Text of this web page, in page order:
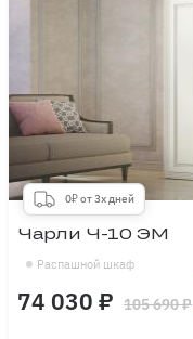
0₽ от 3х дней
Распашной шкаф
Чарли Ч-10 ЭМ
74 030 ₽ 105 690 ₽